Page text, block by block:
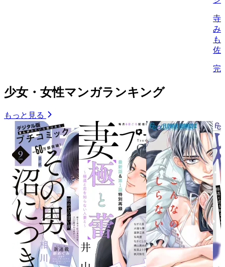
寺
み
も
佐
完
少女・女性マンガランキング
もっと見る